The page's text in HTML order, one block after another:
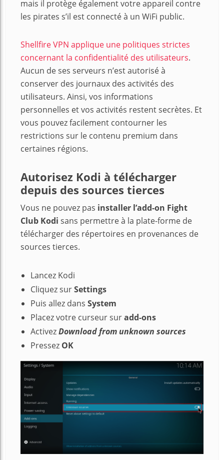
mais il protège également votre appareil contre
les pirates s’il est connecté à un WiFi public.
Shellfire VPN applique une politiques strictes
concernant la confidentialité des utilisateurs.
Aucun de ses serveurs n’est autorisé à
conserver des journaux des activités des
utilisateurs. Ainsi, vos informations
personnelles et vos activités restent secrètes. Et
vous pouvez facilement contourner les
restrictions sur le contenu premium dans
certaines régions.
Autorisez Kodi à télécharger
depuis des sources tierces
Vous ne pouvez pas installer l’add-on Fight
Club Kodi sans permettre à la plate-forme de
télécharger des répertoires en provenances de
sources tierces.
Lancez Kodi
Cliquez surSettings
Puis allez dans System
Placez votre curseur suradd-ons
ActivezDownload from unknown sources
Pressez OK